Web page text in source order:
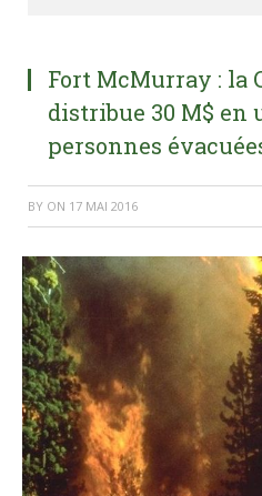
Fort McMurray : la
distribue 30 M$ en
personnes
BY ON 17 MAI 2016